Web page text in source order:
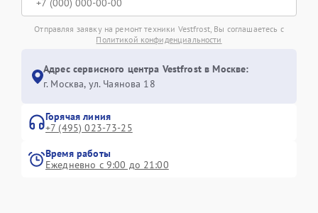
Отправляя заявку на ремонт техники Vestfrost, Вы соглашаетесь с
Политикой конфиденциальности
Адрес сервисного центра Vestfrost в Москве:
г. Москва, ул. Чаянова 18
Горячая линия
+7 (495) 023-73-25
Время работы
Ежедневно с 9:00 до 21:00